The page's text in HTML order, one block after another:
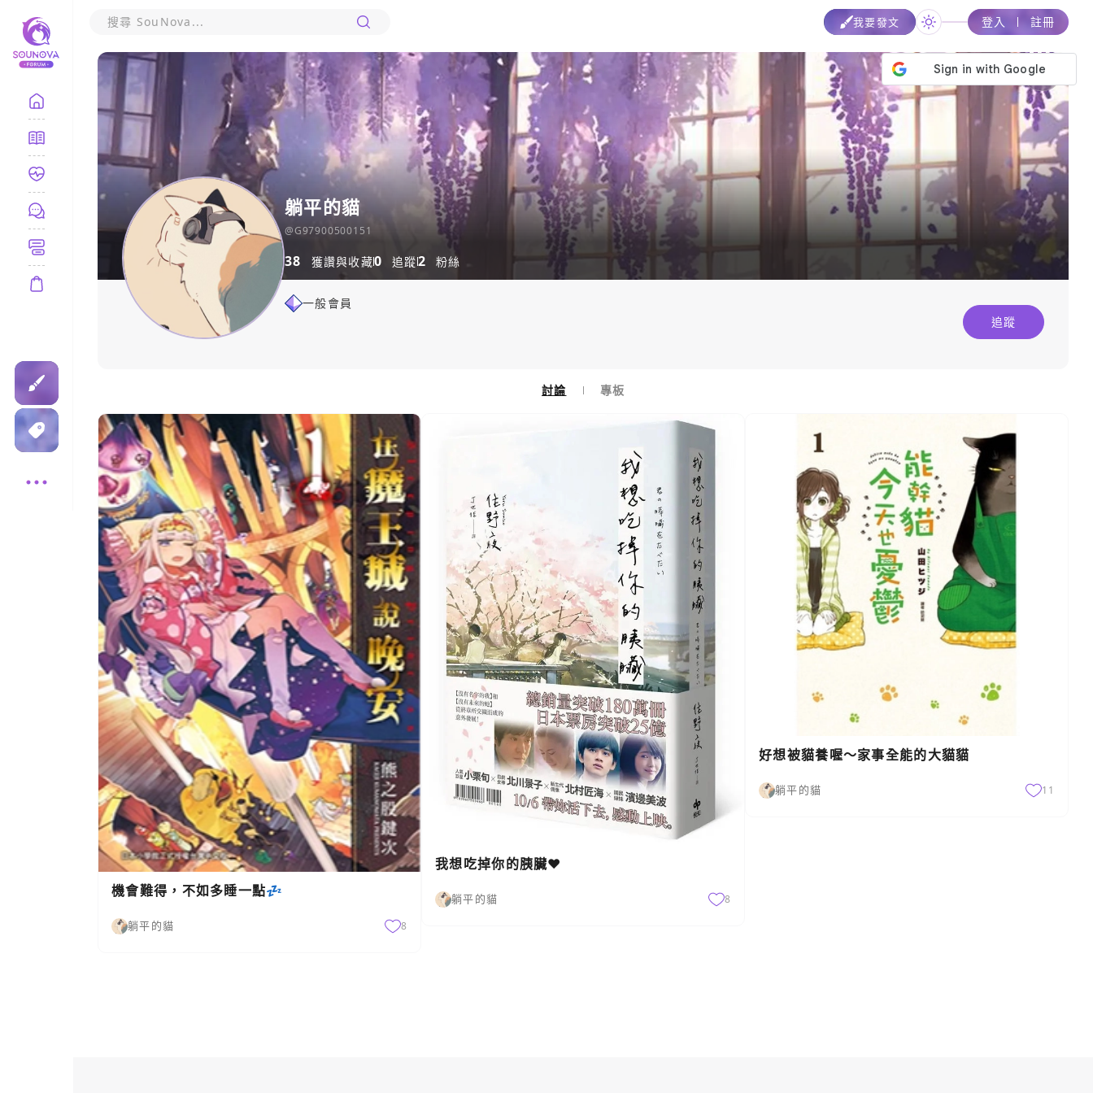
我要發文 登入 註冊
躺平的貓
@G97900500151
38 獲讚與收藏0 追蹤2 粉絲
一般會員
追蹤
討論 專板
機會難得，不如多睡一點💤
躺平的貓 8
我想吃掉你的胰臟♥
躺平的貓 8
好想被貓養喔～家事全能的大貓貓
躺平的貓 11